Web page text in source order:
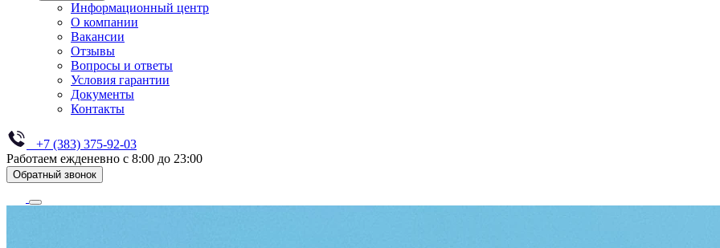
Информационный центр
О компании
Вакансии
Отзывы
Вопросы и ответы
Условия гарантии
Документы
Контакты
+7 (383) 375-92-03
Работаем ежденевно с 8:00 до 23:00
Обратный звонок